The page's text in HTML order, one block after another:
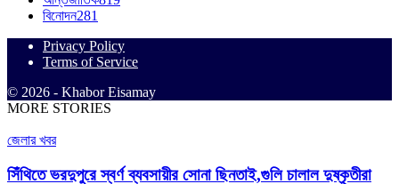
বিনোদন281
Privacy Policy
Terms of Service
© 2026 - Khabor Eisamay
MORE STORIES
জেলার খবর
সিঁথিতে ভরদুপুরে স্বর্ণ ব্যবসায়ীর সোনা ছিনতাই,গুলি চালাল দুষ্কৃতীরা